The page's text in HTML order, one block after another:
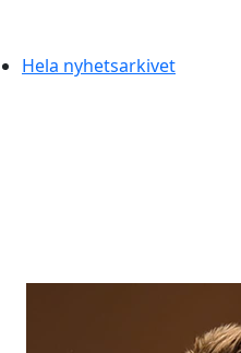
Hela nyhetsarkivet